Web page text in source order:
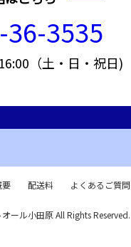
36-3535
（土・日・祝日)
要 配送料 よくあるご質問
ール小田原 All Rights Reserved.